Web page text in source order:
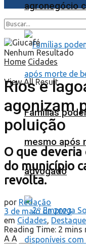
agronegócio
Famílias
mesmo após
advogado
Nenhum Resultado
View All Result
Home Cidades
Rios e
agonizam
poluição
O que
do município
revolta.
por Redação
3 de maio de 2023
em Cidades,
Reading Time: 2 mins
A A